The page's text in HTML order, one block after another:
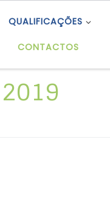
QUALIFICAÇÕES
CONTACTOS